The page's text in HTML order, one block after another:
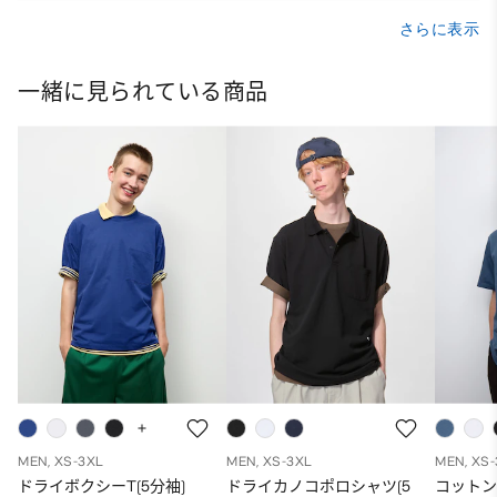
さらに表示
一緒に見られている商品
MEN, XS-3XL
ドライボクシーT(5分袖)
MEN, XS-3XL
ドライカノコポロシャツ(5
MEN,
コット